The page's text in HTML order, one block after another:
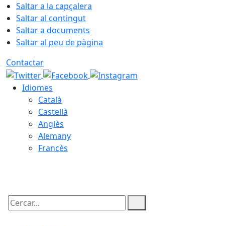
Saltar a la capçalera
Saltar al contingut
Saltar a documents
Saltar al peu de pàgina
Contactar
Idiomes
Català
Castellà
Anglès
Alemany
Francès
Cercar: